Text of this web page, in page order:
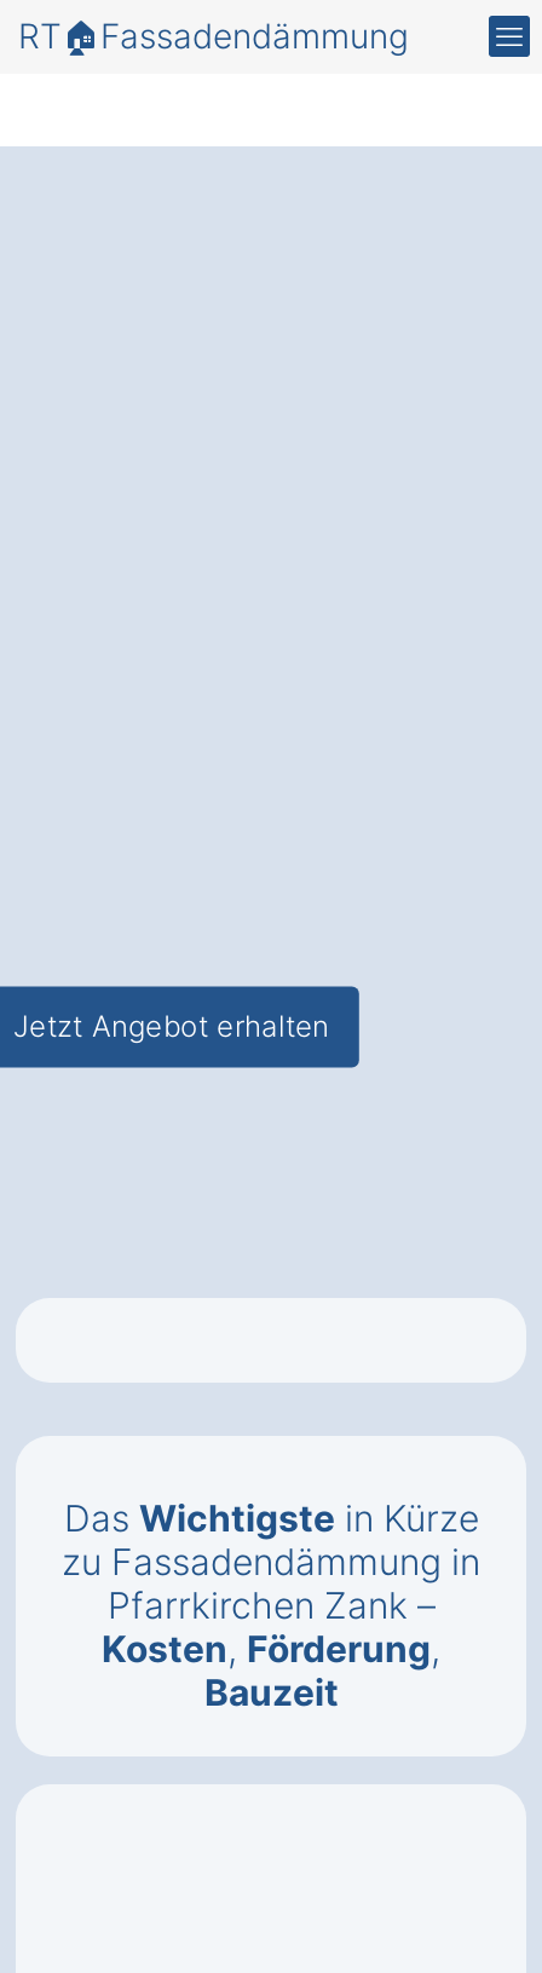
RT🏠Fassadendämmung
Jetzt Angebot erhalten
Das Wichtigste in Kürze
zu Fassadendämmung in
Pfarrkirchen Zank –
Kosten, Förderung,
Bauzeit